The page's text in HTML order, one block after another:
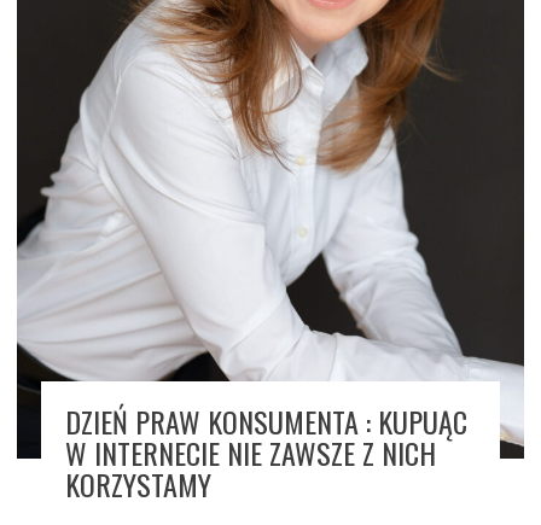
DZIEŃ PRAW KONSUMENTA : KUPUĄC
W INTERNECIE NIE ZAWSZE Z NICH
KORZYSTAMY